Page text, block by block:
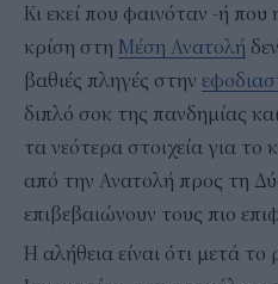
Κι εκεί που φαινόταν -ή που
κρίση στη Μέση Ανατολή
βαθιές πληγές στην
διπλό σοκ της πανδημίας
τα νεότερα στοιχεία για
από την Ανατολή προς τη
επιβεβαιώνουν τους πιο
Η αλήθεια είναι ότι μετά το